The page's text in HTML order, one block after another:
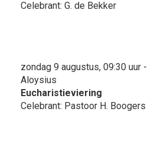
Celebrant: G. de Bekker
zondag 9 augustus, 09:30 uur -
Aloysius
Eucharistieviering
Celebrant: Pastoor H. Boogers